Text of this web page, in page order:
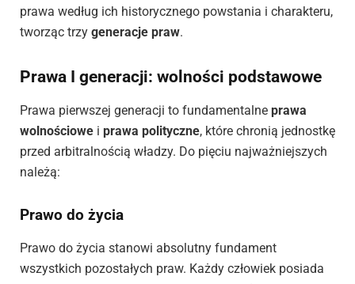
prawa według ich historycznego powstania i charakteru,
tworząc trzy generacje praw.
Prawa I generacji: wolności podstawowe
Prawa pierwszej generacji to fundamentalne prawa
wolnościowe i prawa polityczne, które chronią jednostkę
przed arbitralnością władzy. Do pięciu najważniejszych
należą:
Prawo do życia
Prawo do życia stanowi absolutny fundament
wszystkich pozostałych praw. Każdy człowiek posiada